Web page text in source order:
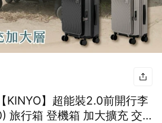
KINYO】超能裝2.0前開行李
旅行箱 登機箱 加大擴充 交